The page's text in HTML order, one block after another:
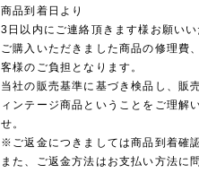
商品到着日より
3日以内にご連絡頂きます様お願いい
ご購入いただきました商品の修理費
客様のご負担となります。
当社の販売基準に基づき検品し、販
ィンテージ商品ということをご理解
せ。
※ご返金につきましては商品到着確
また、ご返金方法はお支払い方法に